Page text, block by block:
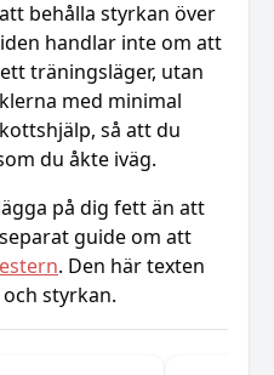
behålla styrkan över
handlar inte om att
träningsläger, utan
med minimal
så att du
du åkte iväg.
på dig fett än att
guide om att
. Den här texten
styrkan.